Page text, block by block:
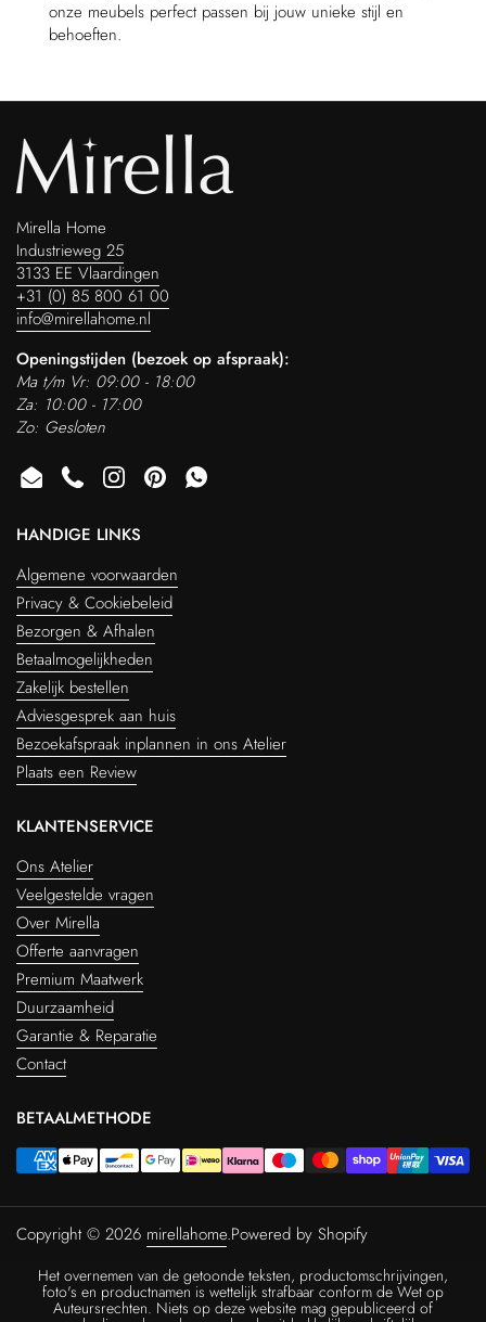
onze meubels perfect passen bij jouw unieke stijl en
behoeften.
Mirella Home
Industrieweg 25
3133 EE Vlaardingen
+31 (0) 85 800 61 00
info@mirellahome.nl
Openingstijden (bezoek op afspraak):
Ma t/m Vr: 09:00 - 18:00
Za: 10:00 - 17:00
Zo: Gesloten
Email PhoneInstagramPinterestWhatsApp
HANDIGE LINKS
Algemene voorwaarden
Privacy & Cookiebeleid
Bezorgen & Afhalen
Betaalmogelijkheden
Zakelijk bestellen
Adviesgesprek aan huis
Bezoekafspraak inplannen in ons Atelier
Plaats een Review
KLANTENSERVICE
Ons Atelier
Veelgestelde vragen
Over Mirella
Offerte aanvragen
Premium Maatwerk
Duurzaamheid
Garantie & Reparatie
Contact
BETAALMETHODE
Copyright © 2026 mirellahome.Powered by Shopify
Het overnemen van de getoonde teksten, productomschrijvingen,
foto's en productnamen is wettelijk strafbaar conform de Wet op
Auteursrechten. Niets op deze website mag gepubliceerd of